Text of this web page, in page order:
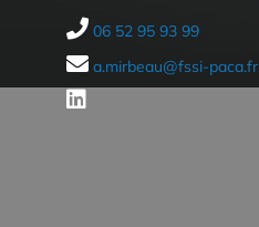
06 52 95 93 99
a.mirbeau@fssi-paca.fr